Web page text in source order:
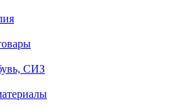
СИЗ